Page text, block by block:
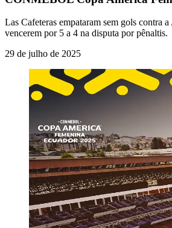
Las Cafeteras empataram sem gols contra
vencerem por 5 a 4 na disputa por pênaltis.
29 de julho de 2025